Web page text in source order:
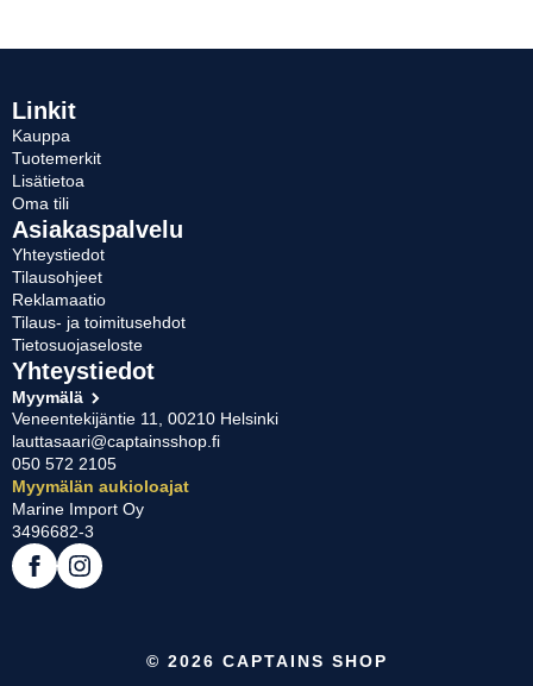
Linkit
Kauppa
Tuotemerkit
Lisätietoa
Oma tili
Asiakaspalvelu
Yhteystiedot
Tilausohjeet
Reklamaatio
Tilaus- ja toimitusehdot
Tietosuojaseloste
Yhteystiedot
Myymälä
Veneentekijäntie 11, 00210 Helsinki
lauttasaari@captainsshop.fi
050 572 2105
Myymälän aukioloajat
Marine Import Oy
3496682-3
© 2026 CAPTAINS SHOP